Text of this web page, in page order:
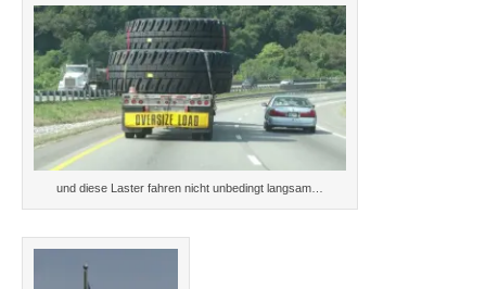
und diese Laster fahren nicht unbedingt langsam…